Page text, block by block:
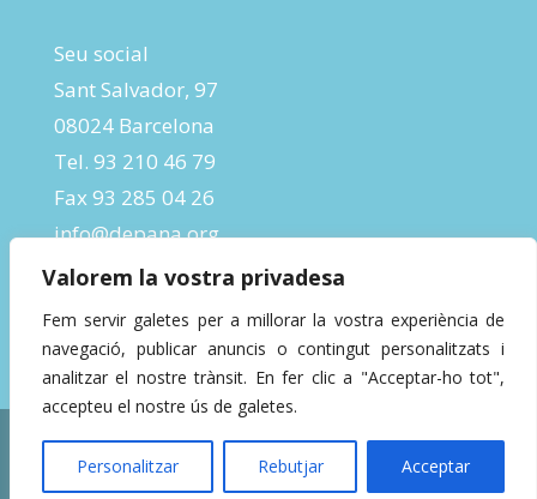
Valorem la vostra privadesa
Fem servir galetes per a millorar la vostra experiència de
navegació, publicar anuncis o contingut personalitzats i
analitzar el nostre trànsit. En fer clic a "Acceptar-ho tot",
accepteu el nostre ús de galetes.
Personalitzar Rebutjar Acceptar
Seu social
Sant Salvador, 97
08024 Barcelona
Tel. 93 210 46 79
Fax 93 285 04 26
info@depana.org
Designed byInBeta Crafts| Powered by
WordPress